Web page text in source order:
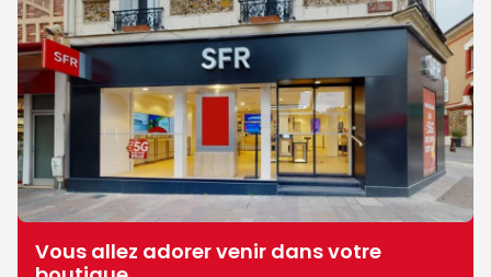
Vous allez adorer venir dans votre